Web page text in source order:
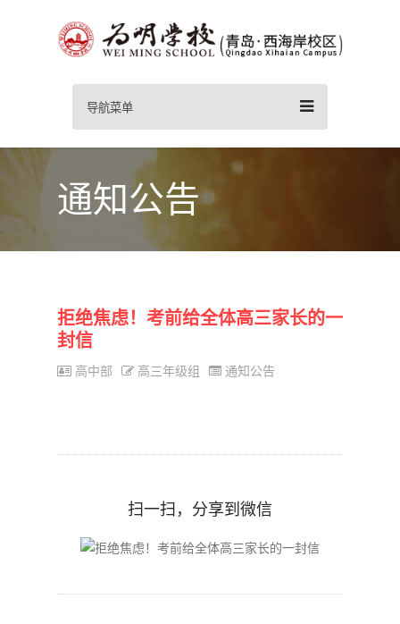
导航菜单
通知公告
拒绝焦虑！考前给全体高三家长的一
封信
高中部 高三年级组 通知公告
扫一扫，分享到微信